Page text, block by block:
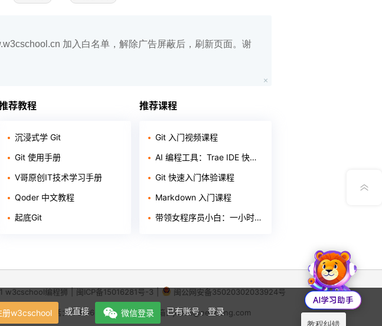
加入白名单，解除广告屏蔽后，刷新页面。谢
荐教程
沉浸式学 Git
Git 使用手册
V哥原创IT技术学习手册
Qoder 中文教程
起底Git
推荐课程
Git 入门视频课程
AI 编程工具：Trae IDE 快速入门
Git 快速入门体验课程
Markdown 入门课程
带领女程序员小白：一小时轻松掌握GIT入门知识
w3cschool编程狮 闽ICP备15016281号-3 闽公网安备35020302033924号
良信息举报电话：173-0602-2364 | 举报邮箱：jubao@eeedong.com
册w3cschool 或直接 微信登录 已有账号，登录
X